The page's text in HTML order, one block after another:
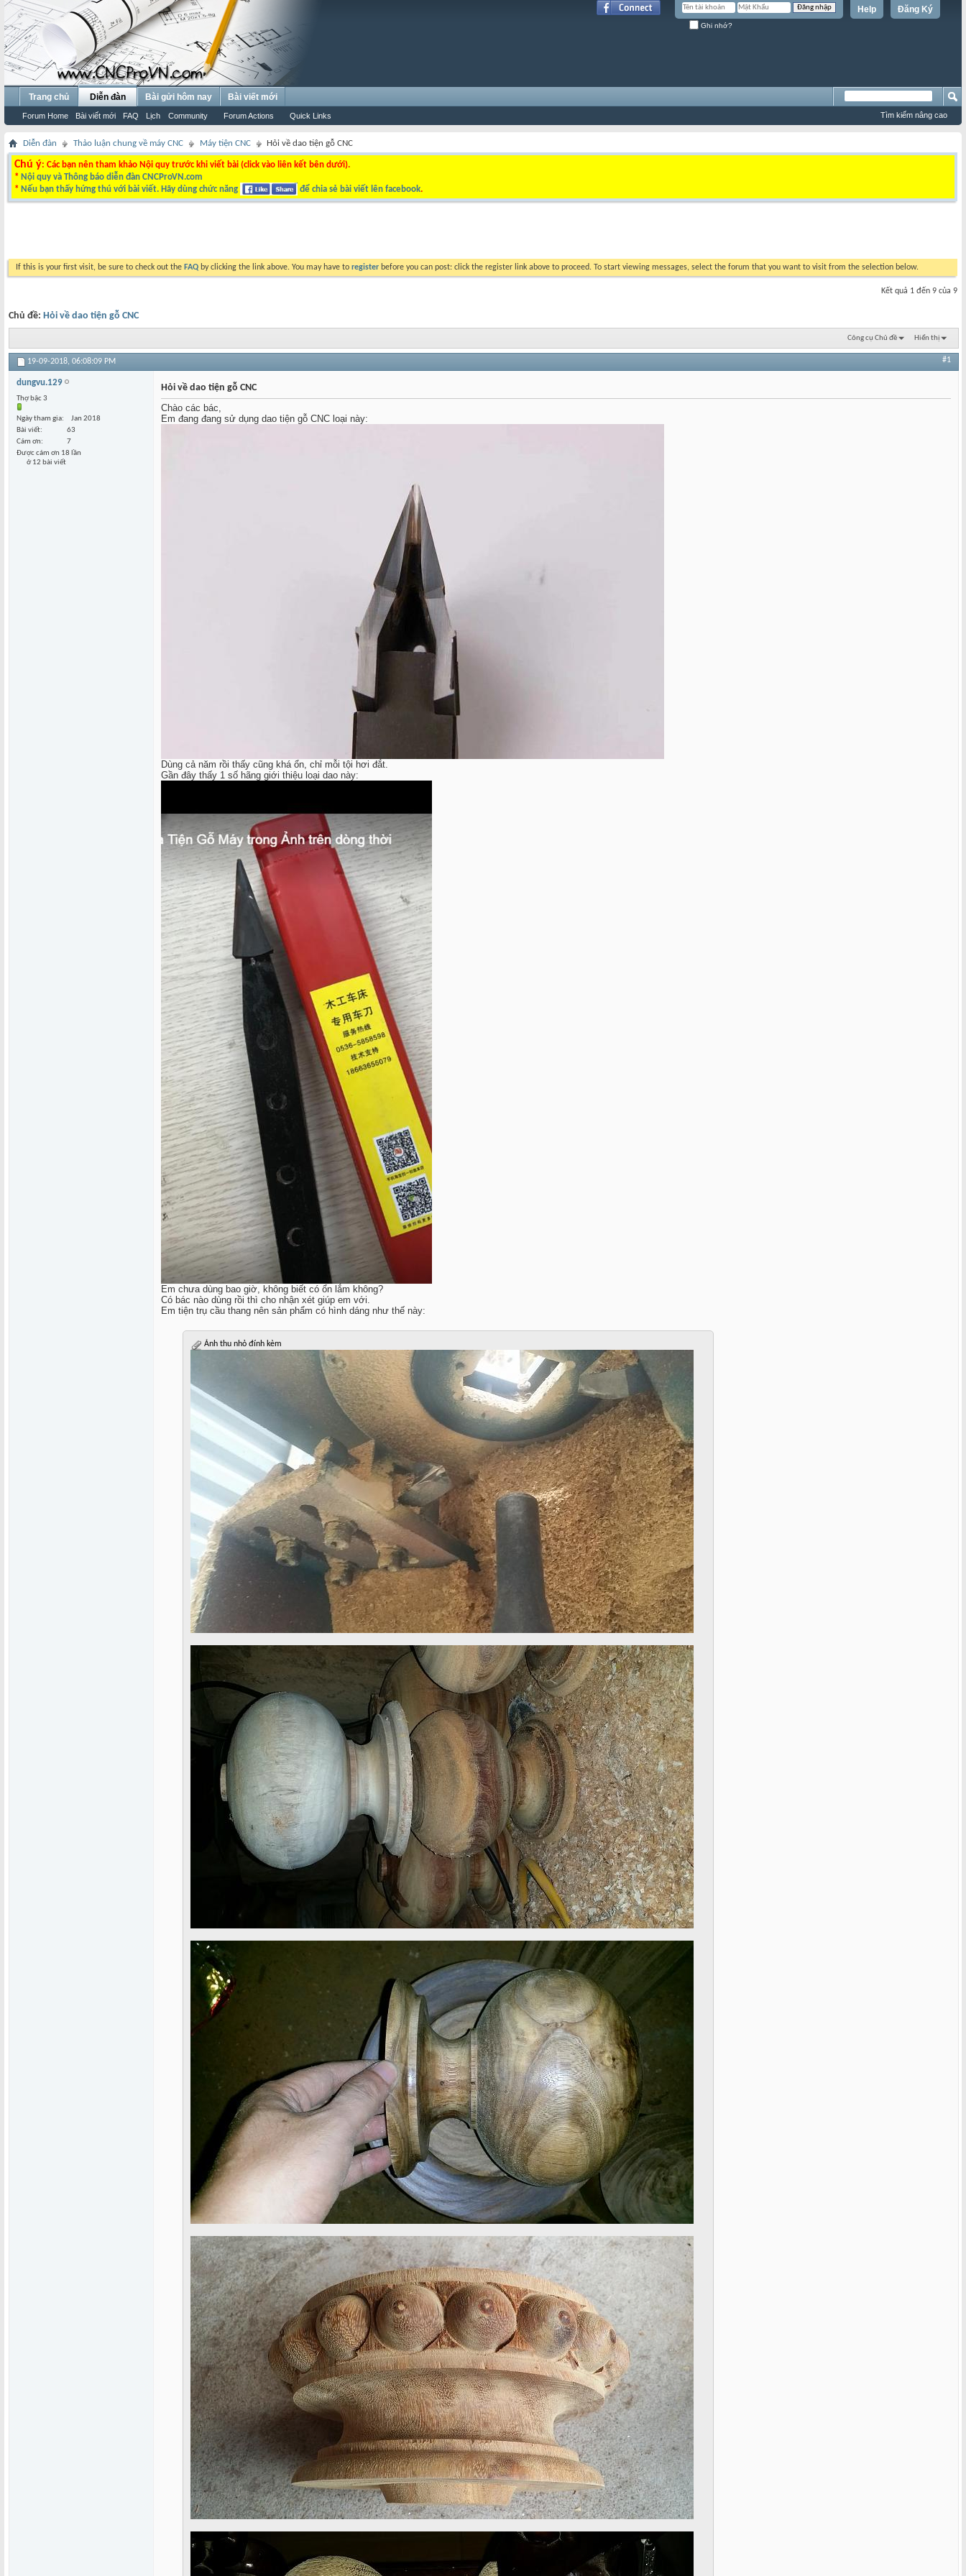
Đăng Ký
Help
Ghi nhớ?
Trang chủ Diễn đàn
Forum Home Bài viết mới FAQ Lịch Community Forum Actions Quick Links
Bài gửi hôm nay Bài viết mới
Tìm kiếm nâng cao
Diễn đàn Thảo luận chung về máy CNC Máy tiện CNC Hỏi về dao tiện gỗ CNC
Chú ý: Các bạn nên tham khảo Nội quy trước khi viết bài (click vào liên kết bên dưới).
* Nội quy và Thông báo diễn đàn CNCProVN.com
* Nếu bạn thấy hứng thú với bài viết. Hãy dùng chức năng để chia sẻ bài viết lên facebook.
If this is your first visit, be sure to check out the FAQ by clicking the link above. You may have to register before you can post: click the register link above to proceed. To start viewing messages, select the forum that you want to visit from the selection below.
Kết quả 1 đến 9 của 9
Chủ đề: Hỏi về dao tiện gỗ CNC
Công cụ Chủ đề Hiển thị
19-09-2018, 06:08:09 PM #1
dungvu.129
Thợ bậc 3
Ngày tham gia
Jan 2018
Bài viết
63
Cám ơn
7
Được cám ơn 18 lần
ở 12 bài viết
Hỏi về dao tiện gỗ CNC
Chào các bác,
Em đang đang sử dụng dao tiện gỗ CNC loại này:
Dùng cả năm rồi thấy cũng khá ổn, chỉ mỗi tội hơi đắt.
Gần đây thấy 1 số hãng giới thiệu loại dao này:
Em chưa dùng bao giờ, không biết có ổn lắm không?
Có bác nào dùng rồi thì cho nhận xét giúp em với.
Em tiện trụ cầu thang nên sản phẩm có hình dáng như thế này:
Ảnh thu nhỏ đính kèm